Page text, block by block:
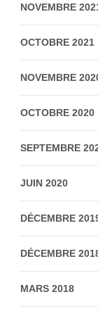
NOVEMBRE
OCTOBRE 2021
NOVEMBRE
OCTOBRE 2020
SEPTEMBRE
JUIN 2020
DÉCEMBRE
DÉCEMBRE
MARS 2018